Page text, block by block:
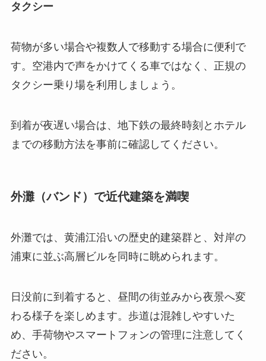
タクシー
荷物が多い場合や複数人で移動する場合に便利で
す。空港内で声をかけてくる車ではなく、正規の
タクシー乗り場を利用しましょう。
到着が夜遅い場合は、地下鉄の最終時刻とホテル
までの移動方法を事前に確認してください。
外灘（バンド）で近代建築を満喫
外灘では、黄浦江沿いの歴史的建築群と、対岸の
浦東に並ぶ高層ビルを同時に眺められます。
日没前に到着すると、昼間の街並みから夜景へ変
わる様子を楽しめます。歩道は混雑しやすいた
め、手荷物やスマートフォンの管理に注意してく
ださい。